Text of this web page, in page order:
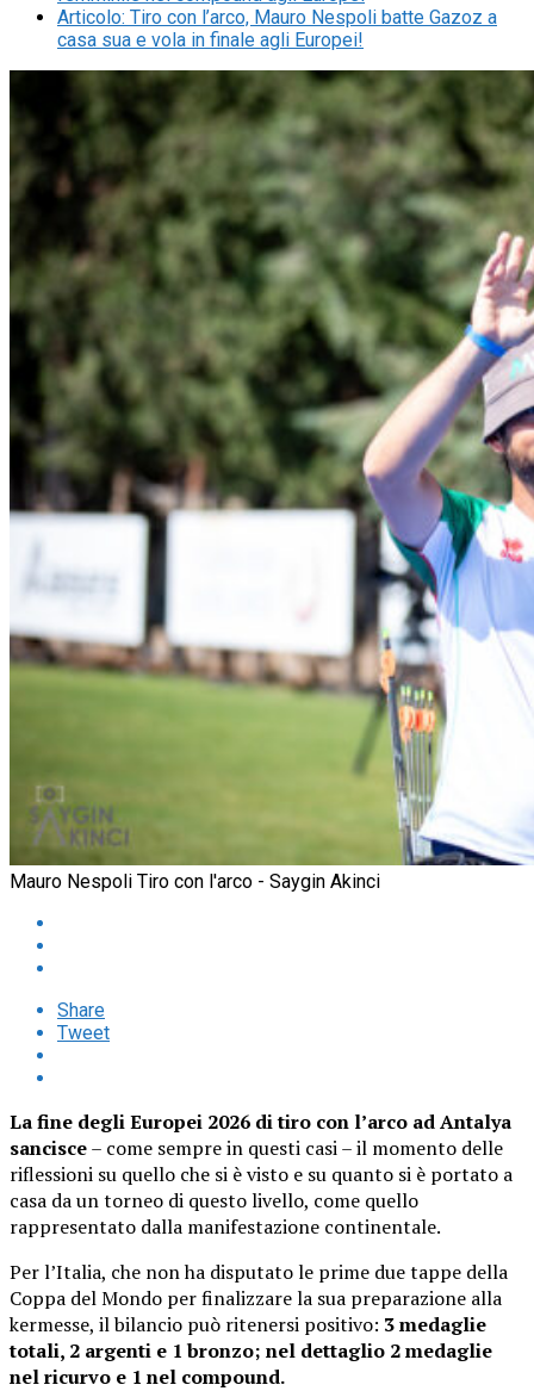
Articolo: Tiro con l’arco, Mauro Nespoli batte Gazoz a
casa sua e vola in finale agli Europei!
Mauro Nespoli Tiro con l'arco - Saygin Akinci
Share
Tweet
La fine degli Europei 2026 di tiro con l’arco ad Antalya
sancisce– come sempre in questi casi – il momento delle
riflessioni su quello che si è visto e su quanto si è portato a
casa da un torneo di questo livello, come quello
rappresentato dalla manifestazione continentale.
Per l’Italia, che non ha disputato le prime due tappe della
Coppa del Mondo per finalizzare la sua preparazione alla
kermesse, il bilancio può ritenersi positivo: 3 medaglie
totali, 2 argenti e 1 bronzo; nel dettaglio 2 medaglie
nel ricurvo e 1 nel compound.